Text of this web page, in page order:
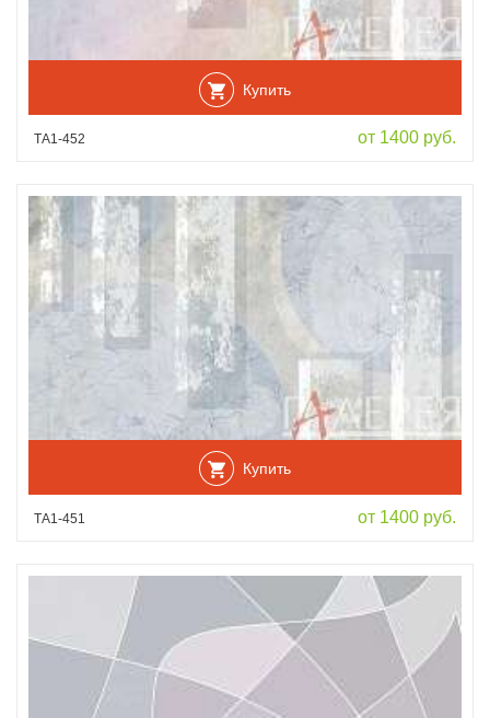
Купить
ТА1-452 от 1400 руб.
Купить
ТА1-451 от 1400 руб.